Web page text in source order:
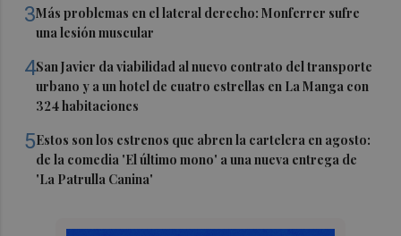
3Más problemas en el lateral derecho: Monferrer sufre
una lesión muscular
4San Javier da viabilidad al nuevo contrato del transporte
urbano y a un hotel de cuatro estrellas en La Manga con
324 habitaciones
5Estos son los estrenos que abren la cartelera en agosto:
de la comedia 'El último mono' a una nueva entrega de
'La Patrulla Canina'